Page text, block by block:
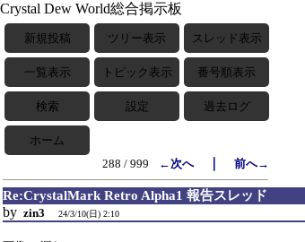
Crystal Dew World総合掲示板
新規投稿 ツリー表示 スレッド表示
一覧表示 トピック表示 番号順表示
検索 設定 過去ログ
ホーム
288 / 999
←次へ｜ 前へ→
Re:CrystalMark Retro Alpha1 報告スレッド
by zin3 24/3/10(日) 2:10